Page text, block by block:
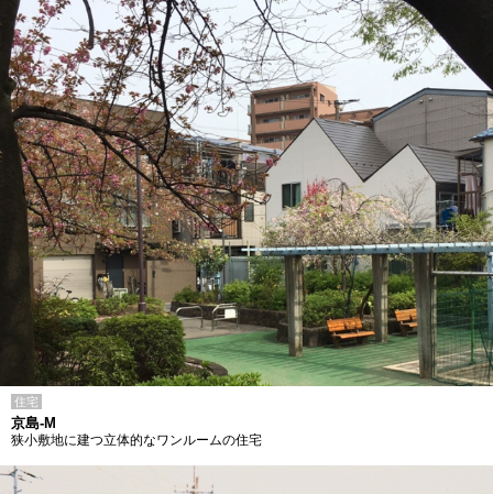
住宅
京島-M
狭小敷地に建つ立体的なワンルームの住宅